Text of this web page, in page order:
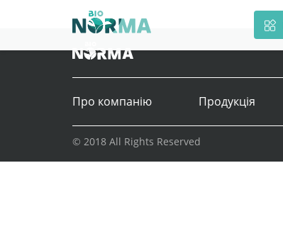
Про компанію Продукція
© 2018 All Rights Reserved